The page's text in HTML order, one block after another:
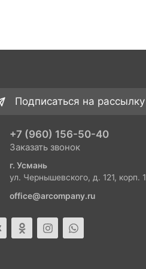
Подписаться на рассылку
+7 (960) 156-50-40
Заказать звонок
г. Усмань
ул. Чернышевского, д. 121, корп. 1
office@arcompany.ru